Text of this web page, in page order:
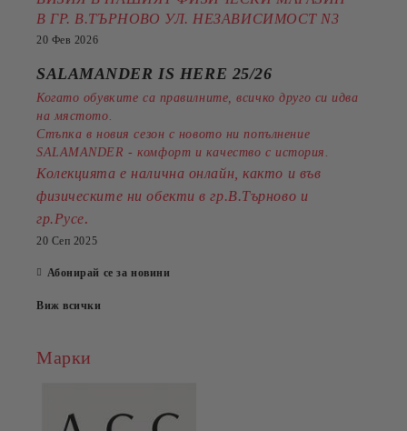
В ГР. В.ТЪРНОВО УЛ. НЕЗАВИСИМОСТ N3
20 Фев 2026
SALAMANDER IS HERE 25/26
Когато обувките са правилните, всичко друго си идва
на мястото.
Стъпка в новия сезон с новото ни попълнение
SALAMANDER - комфорт и качество с история.
Колекцията е налична онлайн, както и във
физическите ни обекти в гр.В.Търново и
гр.Русе.
20 Сеп 2025
Абонирай се за новини
Виж всички
Марки